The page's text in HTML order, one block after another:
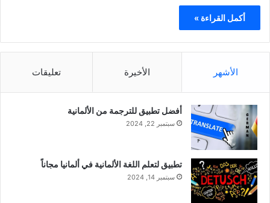
أكمل القراءة »
الأشهر الأخيرة تعليقات
أفضل تطبيق للترجمة من الألمانية
سبتمبر 22, 2024
تطبيق لتعلم اللغة الألمانية في ألمانيا مجاناً
سبتمبر 14, 2024